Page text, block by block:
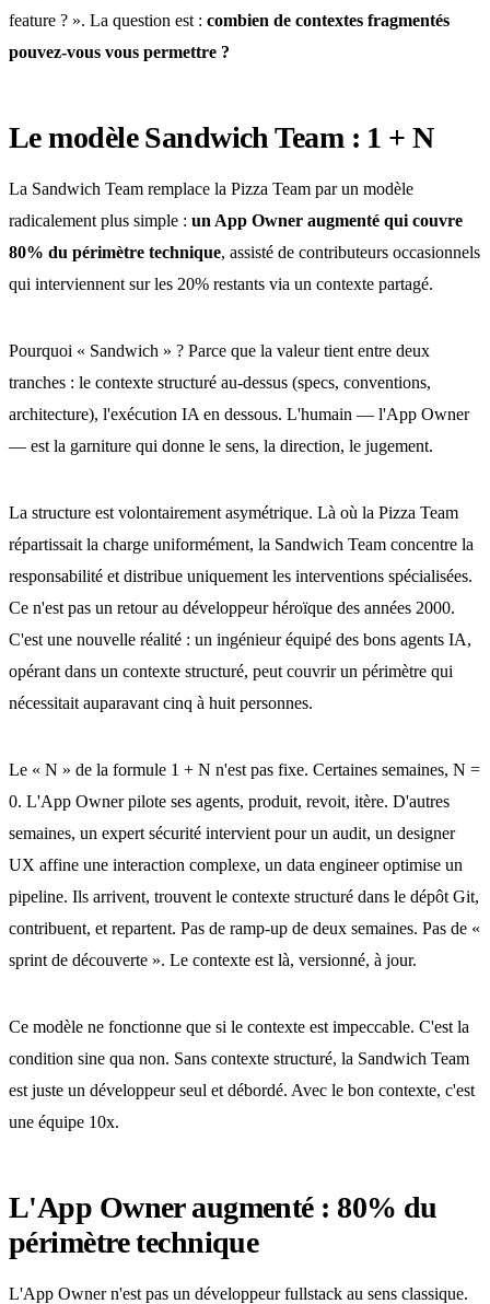
feature ? ». La question est : combien de contextes fragmentés
pouvez-vous vous permettre ?
Le modèle Sandwich Team : 1 + N
La Sandwich Team remplace la Pizza Team par un modèle
radicalement plus simple : un App Owner augmenté qui couvre
80% du périmètre technique, assisté de contributeurs occasionnels
qui interviennent sur les 20% restants via un contexte partagé.
Pourquoi « Sandwich » ? Parce que la valeur tient entre deux
tranches : le contexte structuré au-dessus (specs, conventions,
architecture), l'exécution IA en dessous. L'humain — l'App Owner
— est la garniture qui donne le sens, la direction, le jugement.
La structure est volontairement asymétrique. Là où la Pizza Team
répartissait la charge uniformément, la Sandwich Team concentre la
responsabilité et distribue uniquement les interventions spécialisées.
Ce n'est pas un retour au développeur héroïque des années 2000.
C'est une nouvelle réalité : un ingénieur équipé des bons agents IA,
opérant dans un contexte structuré, peut couvrir un périmètre qui
nécessitait auparavant cinq à huit personnes.
Le « N » de la formule 1 + N n'est pas fixe. Certaines semaines, N =
0. L'App Owner pilote ses agents, produit, revoit, itère. D'autres
semaines, un expert sécurité intervient pour un audit, un designer
UX affine une interaction complexe, un data engineer optimise un
pipeline. Ils arrivent, trouvent le contexte structuré dans le dépôt Git,
contribuent, et repartent. Pas de ramp-up de deux semaines. Pas de «
sprint de découverte ». Le contexte est là, versionné, à jour.
Ce modèle ne fonctionne que si le contexte est impeccable. C'est la
condition sine qua non. Sans contexte structuré, la Sandwich Team
est juste un développeur seul et débordé. Avec le bon contexte, c'est
une équipe 10x.
L'App Owner augmenté : 80% du
périmètre technique
L'App Owner n'est pas un développeur fullstack au sens classique.